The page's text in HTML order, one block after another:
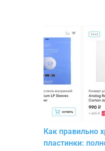
Как правильно
пластинки: